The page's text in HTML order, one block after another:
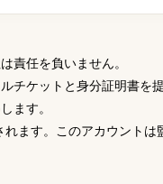
責任を負いません。
チケットと身分証明書を提
ます。
す。このアカウントは